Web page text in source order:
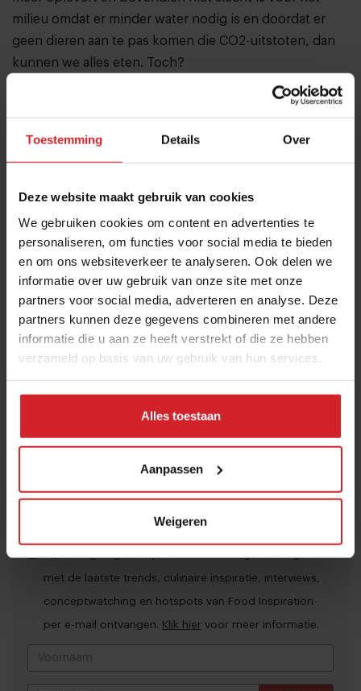
Toestemming Details Over
Deze website maakt gebruik van cookies
We gebruiken cookies om content en advertenties te
personaliseren, om functies voor social media te bieden
en om ons websiteverkeer te analyseren. Ook delen we
informatie over uw gebruik van onze site met onze
partners voor social media, adverteren en analyse. Deze
partners kunnen deze gegevens combineren met andere
informatie die u aan ze heeft verstrekt of die ze hebben
verzameld op basis van uw gebruik van hun services.
Alles toestaan
Aanpassen
Weigeren
milieu omdat er minder water nodig is en doordat er
geen dieren aan te pas komen die CO2-uitstoten, dan
kunnen we alles eten. Toch?
Maaike de Reuver
start-ups, catering
Schrijft als hoofdredacteur van Food Inspiration over
wat haar opvalt in verschillende steden die ze bezoekt in
binnen- en buitenland. Als oprichter van cateringbedrijf
We Canteen ligt haar expertise daarnaast ook in de
catering, en is ze altijd op zoek naar de nieuwste en
meest bijzondere start-ups, die ze letterlijk en figuurlijk
het podium biedt.
Deel artikel
met de laatste trends, culinaire inspiratie, interviews,
conceptwatching en hotspots van Food Inspiration
per e-mail ontvangen. Klik hier voor meer informatie.